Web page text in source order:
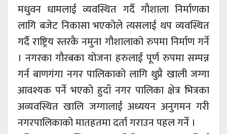
मधुवन धामलाई व्यवस्थित गर्दै गौशाला निर्माणका
लागि बजेट निकासा भएकोले त्यसलाई थप व्यवस्थित
गर्दै राष्ट्रिय स्तरकै नमुना गौशालाको रुपमा निर्माण गर्ने
। नगरका गौरबका योजना हरुलाई पूर्ण रुपमा सम्पन्न
गर्न बाणगंगा नगर पालिकाको लागि थुप्रै खाली जग्गा
आवश्यक पर्ने भएको हुदाँ नगर पालिका क्षेत्र भित्रका
अव्यवस्थित खालि जग्गालाई अध्ययन अनुगमन गरी
नगरपालिकाको मातहतमा दर्ता गराउन पहल गर्ने ।